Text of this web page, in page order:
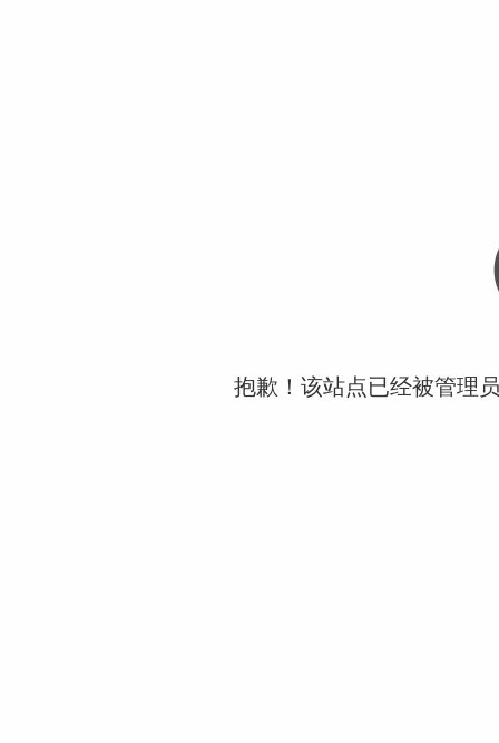
抱歉！该站点已经被管理